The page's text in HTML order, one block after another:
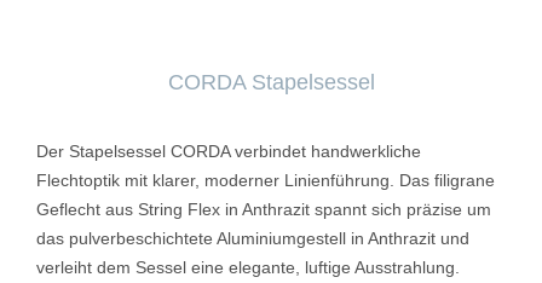
CORDA Stapelsessel
Der Stapelsessel CORDA verbindet handwerkliche
Flechtoptik mit klarer, moderner Linienführung. Das filigrane
Geflecht aus String Flex in Anthrazit spannt sich präzise um
das pulverbeschichtete Aluminiumgestell in Anthrazit und
verleiht dem Sessel eine elegante, luftige Ausstrahlung.